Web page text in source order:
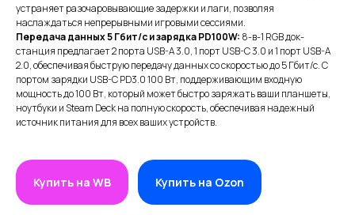
устраняет разочаровывающие задержки и лаги, позволяя
наслаждаться непрерывными игровыми сессиями.
Передача данных 5 Гбит/с и зарядка PD100W: 8-в-1 RGB док-
станция предлагает 2 порта USB-A 3.0, 1 порт USB-C 3.0 и 1 порт USB-A
2.0, обеспечивая быструю передачу данных со скоростью до 5 Гбит/с. С
портом зарядки USB-C PD3.0 100 Вт, поддерживающим входную
мощность до 100 Вт, который может быстро заряжать ваши планшеты,
ноутбуки и Steam Deck на полную скорость, обеспечивая надежный
источник питания для всех ваших устройств.
Купить на WB Купить на Ozon
ИИК: KZ95722S000007569370
КАТЕГОРИИ